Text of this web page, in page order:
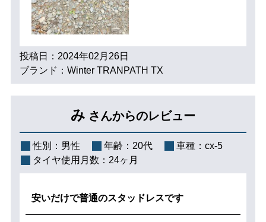
投稿日：2024年02月26日
ブランド：Winter TRANPATH TX
み さんからのレビュー
性別： 男性 年齢： 20代 車種： cx-5
タイヤ使用月数： 24ヶ月
安いだけで普通のスタッドレスです